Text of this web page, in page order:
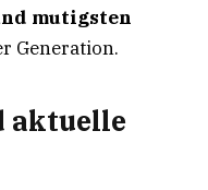
mutigsten
Generation.
aktuelle